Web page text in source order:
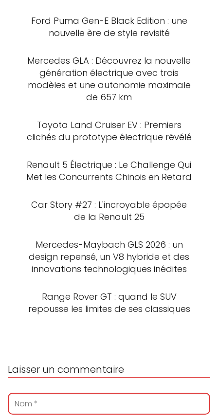
Ford Puma Gen-E Black Edition : une
nouvelle ère de style revisité
Mercedes GLA : Découvrez la nouvelle
génération électrique avec trois
modèles et une autonomie maximale
de 657 km
Toyota Land Cruiser EV : Premiers
clichés du prototype électrique révélé
Renault 5 Électrique : Le Challenge Qui
Met les Concurrents Chinois en Retard
Car Story #27 : L'incroyable épopée
de la Renault 25
Mercedes-Maybach GLS 2026 : un
design repensé, un V8 hybride et des
innovations technologiques inédites
Range Rover GT : quand le SUV
repousse les limites de ses classiques
Laisser un commentaire